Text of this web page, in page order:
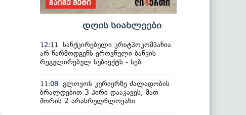
დღის სიახლეები
12:11
სანქცირებული კრიტპოკომპანია
არ წარმოდგენს ეროვნული ბანკის
რეგულირებულ სუბიექტს - სებ
11:08 გლოვოს კურიერზე ძალადობის
ბრალდებით 3 პირი დააკავეს, მათ
შორის 2 არასრულწლოვანი